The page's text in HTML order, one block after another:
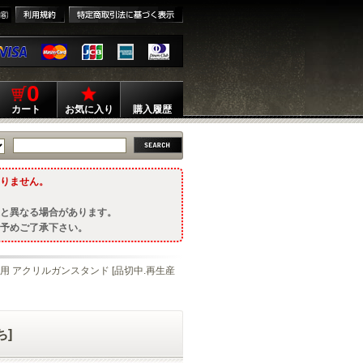
0
カート お気に入り 購入履歴
ません。
異なる場合があります。
めご了承下さい。
アクリルガンスタンド [品切中.再生産
]